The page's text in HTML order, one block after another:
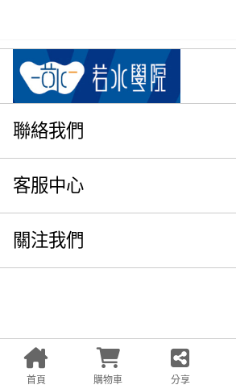
聯絡我們
客服中心
關注我們
首頁 購物車 分享